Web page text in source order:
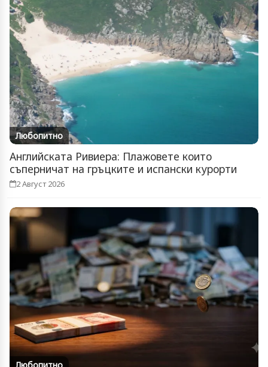
Любопитно
Английската Ривиера: Плажовете които
съперничат на гръцките и испански курорти
2 Август 2026